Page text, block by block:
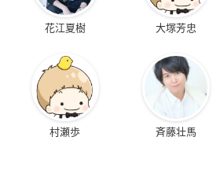
花江夏樹 大塚芳忠
村瀬歩 斉藤壮馬